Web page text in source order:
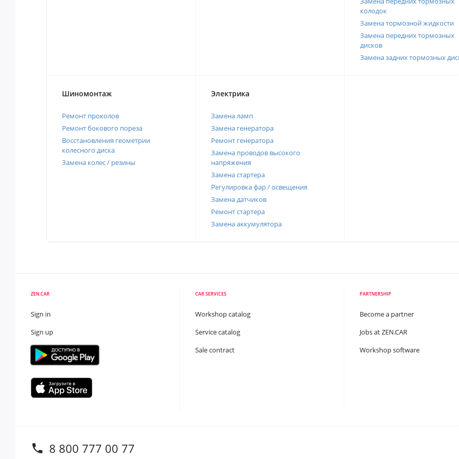
колодок
Замена тормозной жидкости
Замена передних тормозных
дисков
Замена задних тормозных
Шиномонтаж
Ремонт проколов
Ремонт бокового пореза
Восстановления геометрии
колесного диска
Замена колес / резины
Электрика
Замена ламп
Замена генератора
Ремонт генератора
Замена проводов высокого
напряжения
Замена стартера
Регулировка фар / освещения
Замена датчиков
Ремонт стартера
Замена аккумулятора
ZEN.CAR
Sign in
Sign up
CAR SERVICES
Workshop catalog
Service catalog
Sale contract
PARTNERSHIP
Become a partner
Jobs at ZEN.CAR
Workshop software
8 800 777 00 77